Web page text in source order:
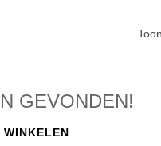
GEVONDEN!
WINKELEN